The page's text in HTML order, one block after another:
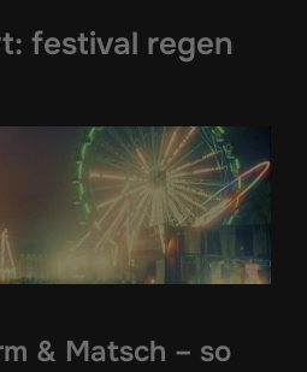
festival regen
& Matsch – so